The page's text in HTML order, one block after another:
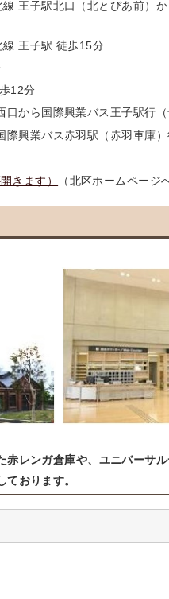
王子駅北口（北とぴあ前）
王子駅 徒歩15分
12分
口から国際興業バス王子駅行
際興業バス赤羽駅（赤羽車庫
きます） （北区ホームページ
赤レンガ倉庫や、ユニバーサ
おります。